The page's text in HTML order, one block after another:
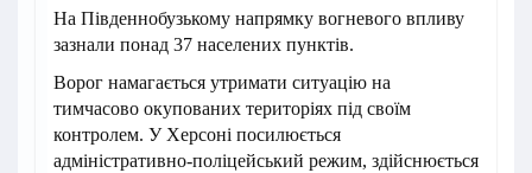
На Південнобузькому напрямку вогневого впливу
зазнали понад 37 населених пунктів.
Ворог намагається утримати ситуацію на
тимчасово окупованих територіях під своїм
контролем. У Херсоні посилюється
адміністративно-поліцейський режим, здійснюється